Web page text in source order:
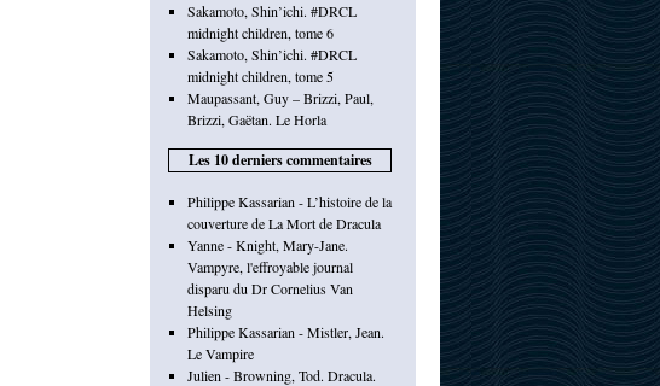
Sakamoto, Shin’ichi. #DRCL
midnight children, tome 6
Sakamoto, Shin’ichi. #DRCL
midnight children, tome 5
Maupassant, Guy – Brizzi, Paul,
Brizzi, Gaëtan. Le Horla
Les 10 derniers commentaires
Philippe Kassarian - L’histoire de la
couverture de La Mort de Dracula
Yanne - Knight, Mary-Jane.
Vampyre, l'effroyable journal
disparu du Dr Cornelius Van
Helsing
Philippe Kassarian - Mistler, Jean.
Le Vampire
Julien - Browning, Tod. Dracula.